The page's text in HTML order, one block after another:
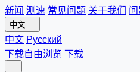
新闻 测速 常见问题 关于我们
中文
中文 Русский
下载自由浏览 下载